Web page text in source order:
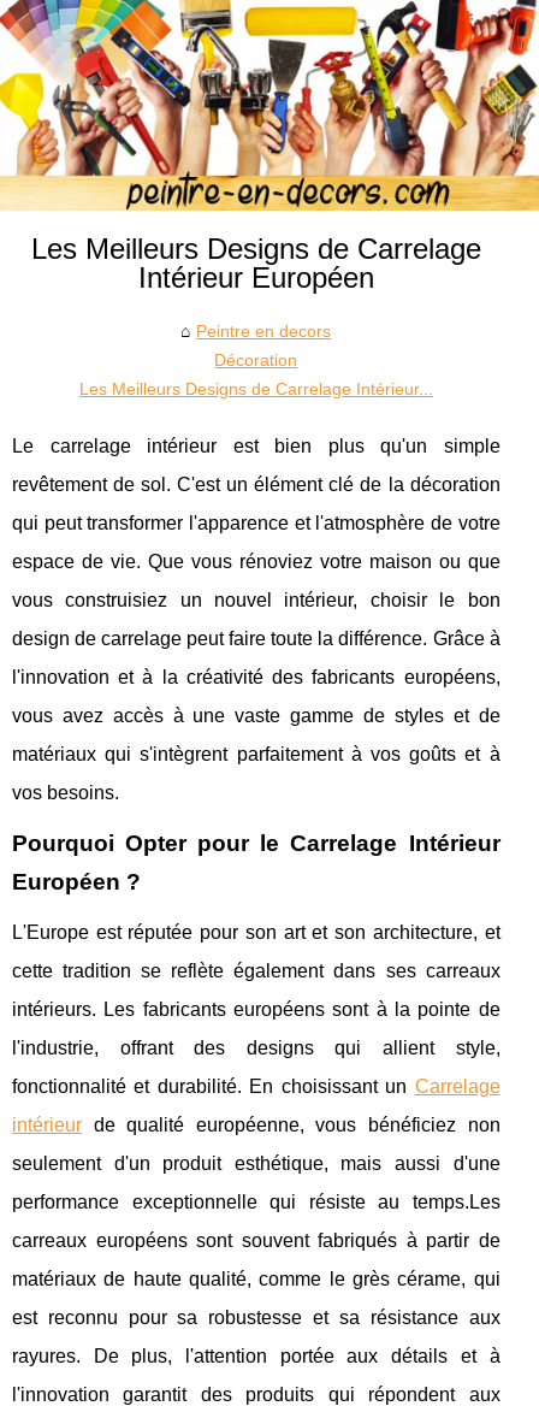
Les Meilleurs Designs de Carrelage
Intérieur Européen
Peintre en decors
Décoration
Les Meilleurs Designs de Carrelage Intérieur...
Le carrelage intérieur est bien plus qu'un simple
revêtement de sol. C'est un élément clé de la décoration
qui peut transformer l'apparence et l'atmosphère de votre
espace de vie. Que vous rénoviez votre maison ou que
vous construisiez un nouvel intérieur, choisir le bon
design de carrelage peut faire toute la différence. Grâce à
l'innovation et à la créativité des fabricants européens,
vous avez accès à une vaste gamme de styles et de
matériaux qui s'intègrent parfaitement à vos goûts et à
vos besoins.
Pourquoi Opter pour le Carrelage Intérieur
Européen ?
L'Europe est réputée pour son art et son architecture, et
cette tradition se reflète également dans ses carreaux
intérieurs. Les fabricants européens sont à la pointe de
l'industrie, offrant des designs qui allient style,
fonctionnalité et durabilité. En choisissant un Carrelage
intérieur de qualité européenne, vous bénéficiez non
seulement d'un produit esthétique, mais aussi d'une
performance exceptionnelle qui résiste au temps.Les
carreaux européens sont souvent fabriqués à partir de
matériaux de haute qualité, comme le grès cérame, qui
est reconnu pour sa robustesse et sa résistance aux
rayures. De plus, l'attention portée aux détails et à
l'innovation garantit des produits qui répondent aux